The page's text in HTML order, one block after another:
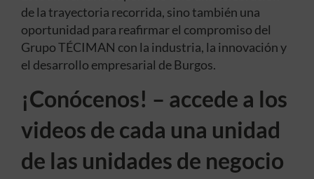
de la trayectoria recorrida, sino también una
oportunidad para reafirmar el compromiso del
Grupo TÉCIMAN con la industria, la innovación y
el desarrollo empresarial de Burgos.
¡Conócenos! – accede a los
videos de cada una unidad
de las unidades de negocio